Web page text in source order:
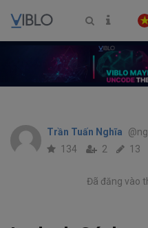
Trần Tuấn Nghĩa
134 2 13
Đã đăng vào